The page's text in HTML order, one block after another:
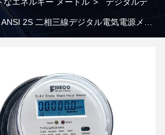
2S 二相三線デジタル電気電源メー